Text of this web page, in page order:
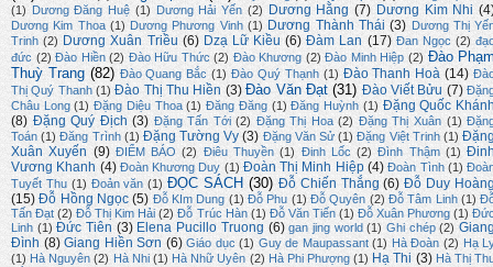
(1) Dương Đăng Huệ (1) Dương Hải Yến (2) Dương Hằng (7) Dương Kim Nhi
Dương Kim Thoa (1) Dương Phương Vinh (1) Dương Thành Thái (3) Dương Thị
Trinh (2) Dương Xuân Triều (6) Dzạ Lữ Kiều (6) Đàm Lan (17) Đan Ngọc (2)
đức (2) Đào Hiền (2) Đào Hữu Thức (2) Đào Khương (2) Đào Minh Hiệp (2) Đào
Thuỳ Trang (82) Đào Quang Bắc (1) Đào Quý Thạnh (1) Đào Thanh Hoà (14)
Thị Quý Thanh (1) Đào Thị Thu Hiền (3) Đào Văn Đạt (31) Đào Viết Bửu (7)
Châu Long (1) Đặng Diệu Thoa (1) Đăng Đăng (1) Đăng Huỳnh (1) Đặng Quốc
(8) Đặng Quý Địch (3) Đặng Tấn Tới (2) Đặng Thị Hoa (2) Đặng Thị Xuân (1)
Toán (1) Đăng Trình (1) Đặng Tường Vy (3) Đặng Văn Sử (1) Đặng Việt Trinh (1)
Xuân Xuyến (9) ĐIỂM BÁO (2) Điêu Thuyền (1) Đinh Lốc (2) Đình Thậm (1)
Vương Khanh (4) Đoàn Khương Duy (1) Đoàn Thị Minh Hiệp (4) Đoàn Tình (1)
Tuyết Thu (1) Đoản văn (1) ĐỌC SÁCH (30) Đỗ Chiến Thắng (6) Đỗ Duy
(15) Đỗ Hồng Ngọc (5) Đỗ KIm Dung (1) Đỗ Phu (1) Đỗ Quyên (2) Đỗ Tâm Linh (1)
Tấn Đạt (2) Đỗ Thị Kim Hải (2) Đỗ Trúc Hàn (1) Đỗ Văn Tiến (1) Đỗ Xuân Phương (1)
Linh (1) Đức Tiên (3) Elena Pucillo Truong (6) gan jing world (1) Ghi chép (2)
Đình (8) Giang Hiền Sơn (6) Giáo dục (1) Guy de Maupassant (1) Hà Đoàn (2) Hạ
(1) Hà Nguyên (2) Hà Nhi (1) Hà Nhữ Uyên (2) Hà Phi Phượng (1) Hạ Thi (3) Hà Thị